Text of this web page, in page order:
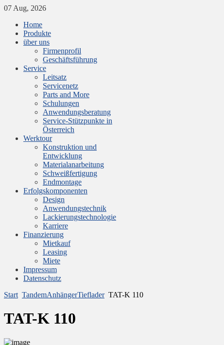
07 Aug, 2026
Home
Produkte
über uns
Firmenprofil
Geschäftsführung
Service
Leitsatz
Servicenetz
Parts and More
Schulungen
Anwendungsberatung
Service-Stützpunkte in
Österreich
Werktour
Konstruktion und
Entwicklung
Materialanarbeitung
Schweißfertigung
Endmontage
Erfolgskomponenten
Design
Anwendungstechnik
Lackierungstechnologie
Karriere
Finanzierung
Mietkauf
Leasing
Miete
Impressum
Datenschutz
Start TandemAnhängerTieflader TAT-K 110
TAT-K 110